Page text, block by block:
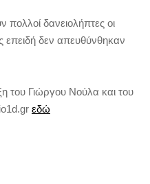
πολλοί δανειολήπτες οι
επειδή δεν απευθύνθηκαν
του Γιώργου Νούλα και του
1d.gr εδώ